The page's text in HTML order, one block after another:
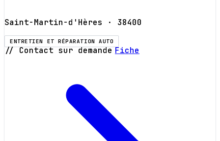
Saint-Martin-d'Hères · 38400
ENTRETIEN ET RÉPARATION AUTO
// Contact sur demande Fiche